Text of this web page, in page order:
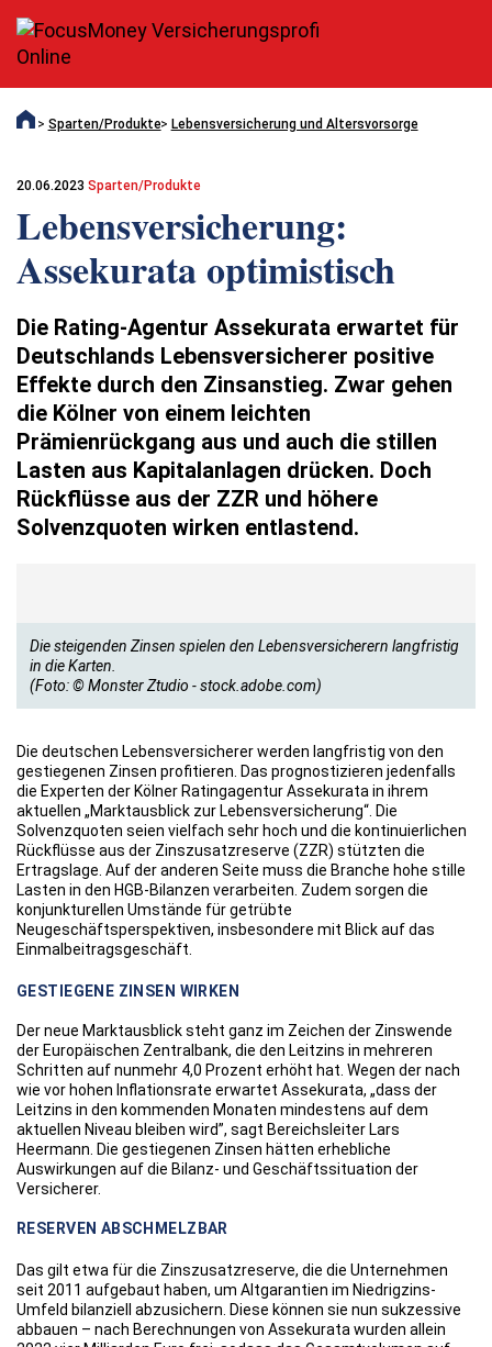
Sparten/Produkte Lebensversicherung und Altersvorsorge
20.06.2023 Sparten/Produkte
Lebensversicherung:
Assekurata optimistisch
Die Rating-Agentur Assekurata erwartet für
Deutschlands Lebensversicherer positive
Effekte durch den Zinsanstieg. Zwar gehen
die Kölner von einem leichten
Prämienrückgang aus und auch die stillen
Lasten aus Kapitalanlagen drücken. Doch
Rückflüsse aus der ZZR und höhere
Solvenzquoten wirken entlastend.
Die steigenden Zinsen spielen den Lebensversicherern langfristig
in die Karten.
(Foto: © Monster Ztudio - stock.adobe.com)
Die deutschen Lebensversicherer werden langfristig von den
gestiegenen Zinsen profitieren. Das prognostizieren jedenfalls
die Experten der Kölner Ratingagentur Assekurata in ihrem
aktuellen „Marktausblick zur Lebensversicherung“. Die
Solvenzquoten seien vielfach sehr hoch und die kontinuierlichen
Rückflüsse aus der Zinszusatzreserve (ZZR) stützten die
Ertragslage. Auf der anderen Seite muss die Branche hohe stille
Lasten in den HGB-Bilanzen verarbeiten. Zudem sorgen die
konjunkturellen Umstände für getrübte
Neugeschäftsperspektiven, insbesondere mit Blick auf das
Einmalbeitragsgeschäft.
GESTIEGENE ZINSEN WIRKEN
Der neue Marktausblick steht ganz im Zeichen der Zinswende
der Europäischen Zentralbank, die den Leitzins in mehreren
Schritten auf nunmehr 4,0 Prozent erhöht hat. Wegen der nach
wie vor hohen Inflationsrate erwartet Assekurata, „dass der
Leitzins in den kommenden Monaten mindestens auf dem
aktuellen Niveau bleiben wird”, sagt Bereichsleiter Lars
Heermann. Die gestiegenen Zinsen hätten erhebliche
Auswirkungen auf die Bilanz- und Geschäftssituation der
Versicherer.
RESERVEN ABSCHMELZBAR
Das gilt etwa für die Zinszusatzreserve, die die Unternehmen
seit 2011 aufgebaut haben, um Altgarantien im Niedrigzins-
Umfeld bilanziell abzusichern. Diese können sie nun sukzessive
abbauen – nach Berechnungen von Assekurata wurden allein